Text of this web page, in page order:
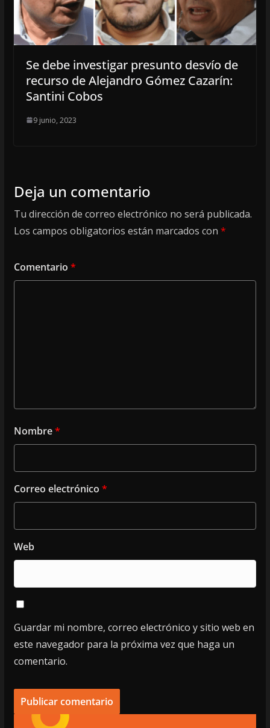
Se debe investigar presunto desvío de
recurso de Alejandro Gómez Cazarín:
Santini Cobos
9 junio, 2023
Deja un comentario
Tu dirección de correo electrónico no será publicada.
Los campos obligatorios están marcados con *
Comentario *
Nombre*
Correo electrónico *
Web
Guardar mi nombre, correo electrónico y sitio web en
este navegador para la próxima vez que haga un
comentario.